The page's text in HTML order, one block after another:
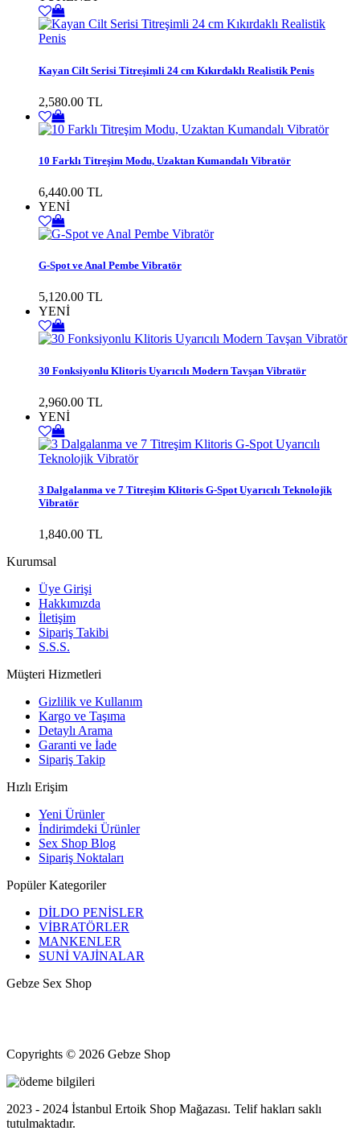
Kayan Cilt Serisi Titreşimli 24 cm Kıkırdaklı Realistik Penis
2,580.00 TL
10 Farklı Titreşim Modu, Uzaktan Kumandalı Vibratör
6,440.00 TL
YENİ
G-Spot ve Anal Pembe Vibratör
5,120.00 TL
YENİ
30 Fonksiyonlu Klitoris Uyarıcılı Modern Tavşan Vibratör
2,960.00 TL
YENİ
3 Dalgalanma ve 7 Titreşim Klitoris G-Spot Uyarıcılı Teknolojik
Vibratör
1,840.00 TL
Kurumsal
Üye Girişi
Hakkımızda
İletişim
Sipariş Takibi
S.S.S.
Müşteri Hizmetleri
Gizlilik ve Kullanım
Kargo ve Taşıma
Detaylı Arama
Garanti ve İade
Sipariş Takip
Hızlı Erişim
Yeni Ürünler
İndirimdeki Ürünler
Sex Shop Blog
Sipariş Noktaları
Popüler Kategoriler
DİLDO PENİSLER
VİBRATÖRLER
MANKENLER
SUNİ VAJİNALAR
Gebze Sex Shop
Copyrights © 2026 Gebze Shop
2023 - 2024 İstanbul Ertoik Shop Mağazası. Telif hakları saklı
tutulmaktadır.